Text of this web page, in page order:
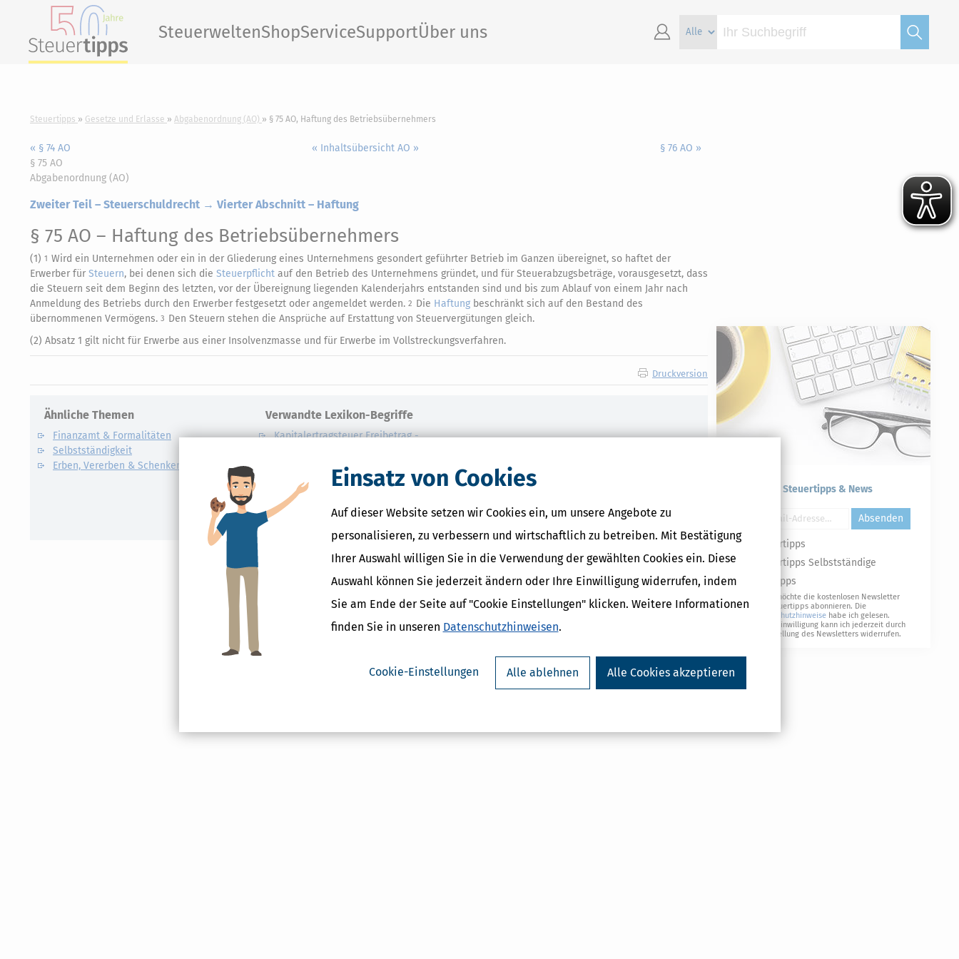
Einsatz von Cookies
Auf dieser Website setzen wir Cookies ein, um unsere Angebote zu
personalisieren, zu verbessern und wirtschaftlich zu betreiben. Mit Bestätigung
Ihrer Auswahl willigen Sie in die Verwendung der gewählten Cookies ein. Diese
Auswahl können Sie jederzeit ändern oder Ihre Einwilligung widerrufen, indem
Sie am Ende der Seite auf "Cookie Einstellungen" klicken. Weitere Informationen
finden Sie in unseren Datenschutzhinweisen.
Cookie-Einstellungen Alle ablehnen Alle Cookies akzeptieren
SteuerweltenShopServiceSupportÜber uns
Steuertipps Gesetze und Erlasse Abgabenordnung (AO) § 75 AO, Haftung des Betriebsübernehmers
« § 74 AO « Inhaltsübersicht AO »
§ 76 AO »
§ 75 AO
Abgabenordnung (AO)
Zweiter Teil – Steuerschuldrecht → Vierter Abschnitt – Haftung
§ 75 AO – Haftung des Betriebsübernehmers
(1) 1 Wird ein Unternehmen oder ein in der Gliederung eines Unternehmens gesondert geführter Betrieb im Ganzen übereignet, so haftet der
Erwerber für Steuern, bei denen sich die Steuerpflicht auf den Betrieb des Unternehmens gründet, und für Steuerabzugsbeträge, vorausgesetzt, dass
die Steuern seit dem Beginn des letzten, vor der Übereignung liegenden Kalenderjahrs entstanden sind und bis zum Ablauf von einem Jahr nach
Anmeldung des Betriebs durch den Erwerber festgesetzt oder angemeldet werden. 2 Die Haftung beschränkt sich auf den Bestand des
übernommenen Vermögens. 3 Den Steuern stehen die Ansprüche auf Erstattung von Steuervergütungen gleich.
(2) Absatz 1 gilt nicht für Erwerbe aus einer Insolvenzmasse und für Erwerbe im Vollstreckungsverfahren.
Druckversion
Ähnliche Themen
Finanzamt & Formalitäten
Selbstständigkeit
Erben, Vererben & Schenken
Verwandte Lexikon-Begriffe
Kapitalertragsteuer Freibetrag -
CO2-Steuer - Was ist das?
Kapitalertragsteuer - Definition und
Erklärung
NACHDiGAL
Kostenlose Steuertipps & News
Absenden
Steuertipps
Steuertipps Selbstständige
Geldtipps
Ja, ich möchte die kostenlosen Newsletter
von Steuertipps abonnieren. Die
Datenschutzhinweise habe ich gelesen.
Meine Einwilligung kann ich jederzeit durch
Abbestellung des Newsletters widerrufen.